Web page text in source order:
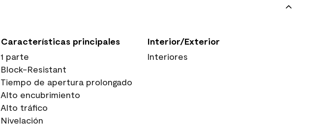
Características principales
1 parte
Block-Resistant
Tiempo de apertura prolongado
Alto encubrimiento
Alto tráfico
Nivelación
Interior/Exterior
Interiores